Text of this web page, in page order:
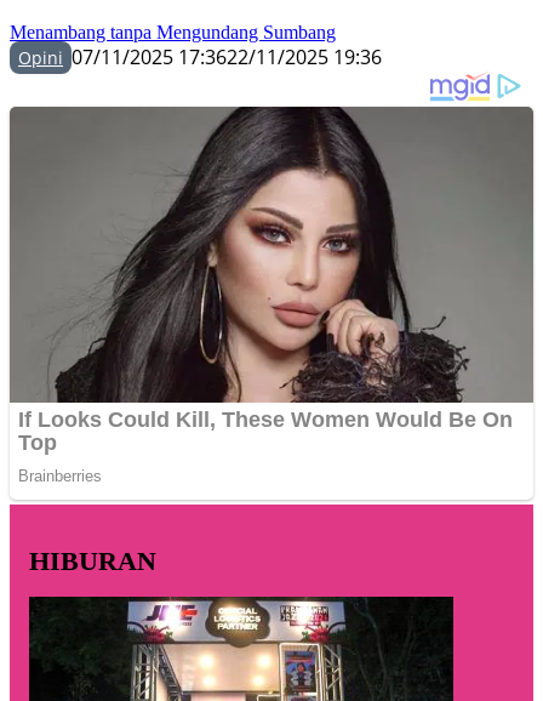
Menambang tanpa Mengundang Sumbang
Opini 07/11/2025 17:3622/11/2025 19:36
HIBURAN